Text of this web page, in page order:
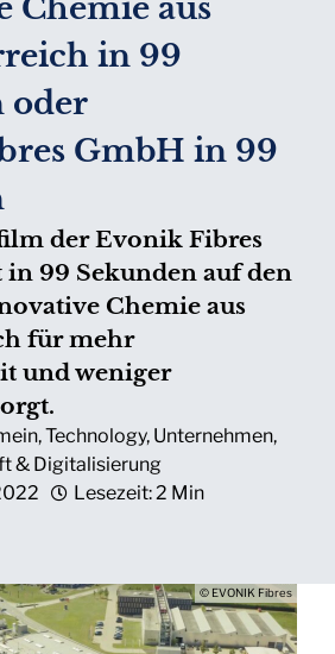
Chemie aus
in 99
oder
GmbH in 99
der Evonik Fibres
99 Sekunden auf den
Chemie aus
für mehr
und weniger
,Technology, Unternehmen,
& Digitalisierung
Lesezeit: 2 Min
© EVONIK Fibres